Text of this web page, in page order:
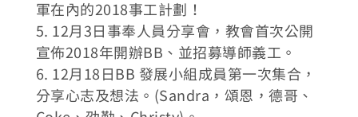
軍在內的2018事工計劃！
5. 12月3日事奉人員分享會，教會首次公開
宣佈2018年開辦BB、並招募導師義工。
6. 12月18日BB 發展小組成員第一次集合，
分享心志及想法。(Sandra，頌恩，德哥、